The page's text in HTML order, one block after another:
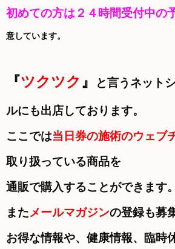
初めての方は２４時間受付中の
意しています。
『ツクツク 』 と言うネット
ルにも出店しております。
ここでは当日券の施術のウェブ
取り扱っている商品を
通販で購入することができます。
またメールマガジンの登録も募
お得な情報や、健康情報、臨時